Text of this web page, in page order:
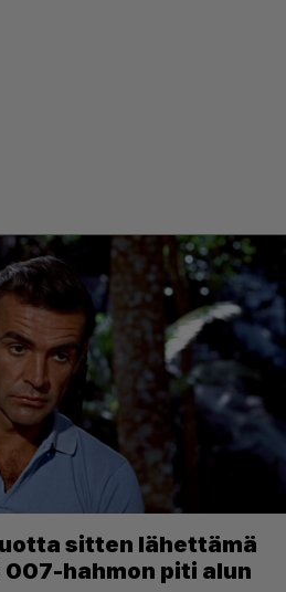
sitten lähettämä
hahmon piti alun